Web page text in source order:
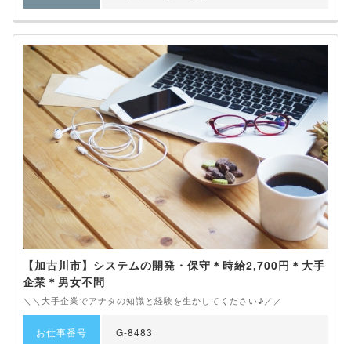
【加古川市】システムの開発・保守＊時給2,700円＊大手
企業＊男女不問
＼＼大手企業でアナタの知識と経験を生かしてください♪／／
お仕事番号 G-8483